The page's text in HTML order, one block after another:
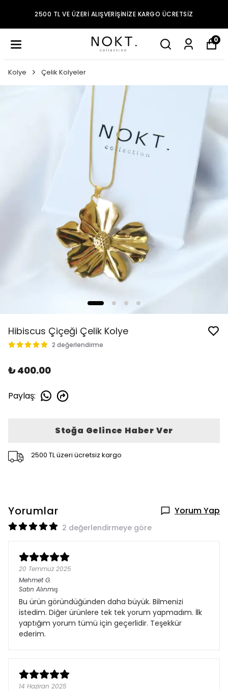
2500 TL VE ÜZERI ALIŞVERIŞINIZE KARGO ÜCRETSIZ
0
Kolye Çelik Kolyeler
Hibiscus Çiçeği Çelik Kolye
2 değerlendirme
₺ 400.00
Paylaş:
Stoğa Gelince Haber Ver
2500 TL üzeri ücretsiz kargo
Yorumlar Yorum Yap
2 değerlendirmeye göre
20 Temmuz 2025
Mehmet G.
Satın Alınmış
Bu ürün göründüğünden daha büyük. Bilmenizi
istedim. Diğer ürünlere tek tek yorum yapmadım. İlk
yaptığım yorum tümü için geçerlidir. Teşekkür
ederim.
14 Haziran 2025